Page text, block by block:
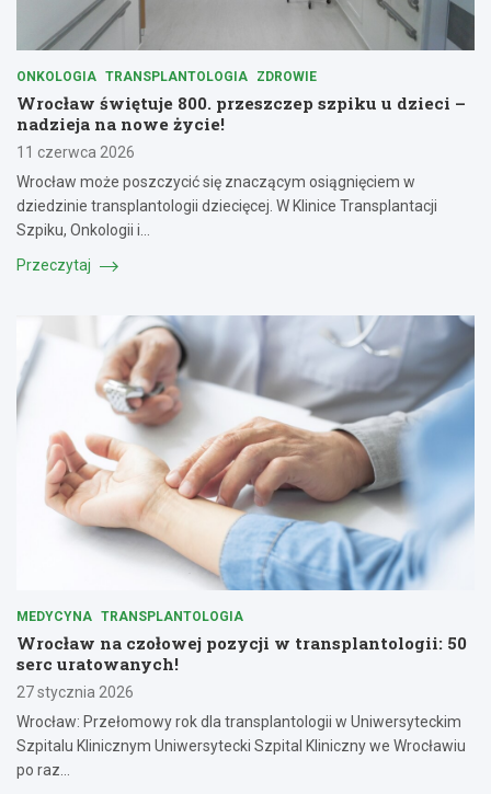
ONKOLOGIA TRANSPLANTOLOGIA ZDROWIE
Wrocław świętuje 800. przeszczep szpiku u dzieci –
nadzieja na nowe życie!
11 czerwca 2026
Wrocław może poszczycić się znaczącym osiągnięciem w
dziedzinie transplantologii dziecięcej. W Klinice Transplantacji
Szpiku, Onkologii i…
Przeczytaj
MEDYCYNA TRANSPLANTOLOGIA
Wrocław na czołowej pozycji w transplantologii: 50
serc uratowanych!
27 stycznia 2026
Wrocław: Przełomowy rok dla transplantologii w Uniwersyteckim
Szpitalu Klinicznym Uniwersytecki Szpital Kliniczny we Wrocławiu
po raz…